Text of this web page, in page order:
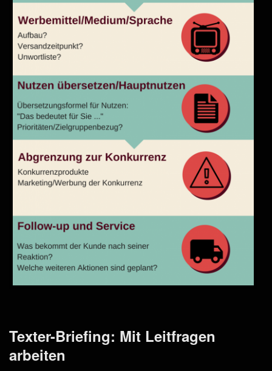
Texter-Briefing: Mit Leitfragen
arbeiten